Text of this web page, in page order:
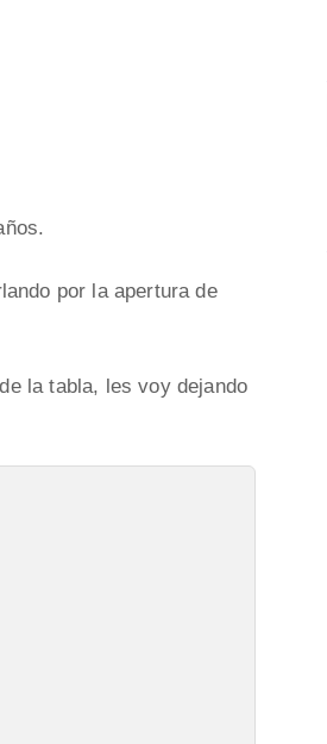
por la apertura de
la tabla, les voy dejando